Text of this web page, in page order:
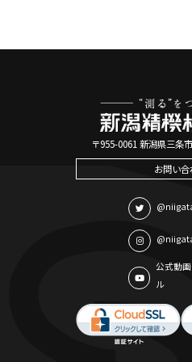
〒955-0061 新潟県三条
お問い
公式動
ル